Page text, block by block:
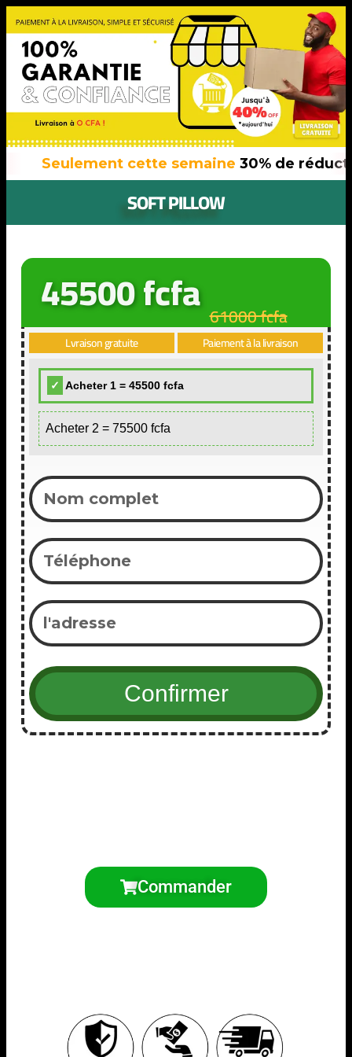
Seulement cette semaine30% de
SOFT PILLOW
45500 fcfa 61000 fcfa
Lvraison gratuite Paiement à la livraison
Acheter 1 = 45500 fcfa
Acheter 2 = 75500 fcfa
Commander